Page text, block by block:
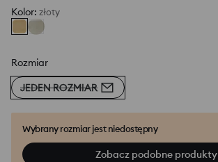
Kolor: złoty
Rozmiar
JEDEN ROZMIAR
Wybrany rozmiar jest niedostępny
Zobacz podobne produkty